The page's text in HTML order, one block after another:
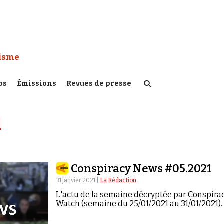
:
Émissions Revues de presse
Conspiracy News #05.2021
31 janvier 2021 | La Rédaction
L'actu de la semaine décryptée par
Watch (semaine du 25/01/2021 au 31/01/2021).